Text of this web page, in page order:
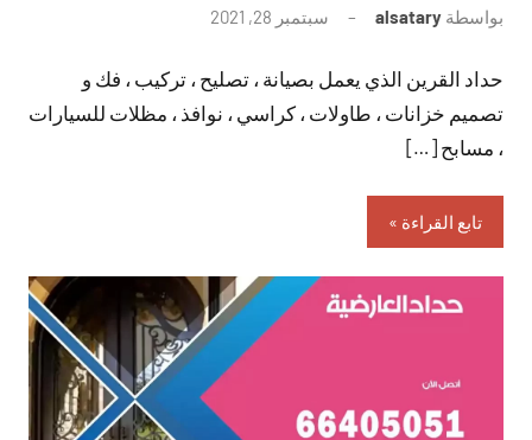
بواسطة alsatary سبتمبر 28, 2021
تعليقات
حداد القرين الذي يعمل بصيانة ، تصليح ، تركيب ، فك و
تصميم خزانات ، طاولات ، كراسي ، نوافذ ، مظلات للسيارات
، مسابح […]
تابع القراءة